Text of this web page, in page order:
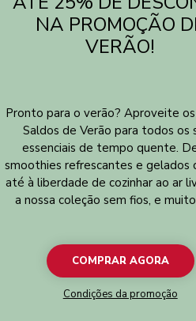
NA PROMOÇÃO
VERÃO!
Pronto para o verão? Aproveite
Saldos de Verão para todos os
essenciais de tempo quente.
smoothies refrescantes e gelados
até à liberdade de cozinhar ao ar
a nossa coleção sem fios, e
COMPRAR AGORA
Condições da promoção